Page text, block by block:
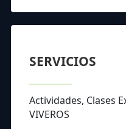
SERVICIOS
Actividades, Clases
VIVEROS